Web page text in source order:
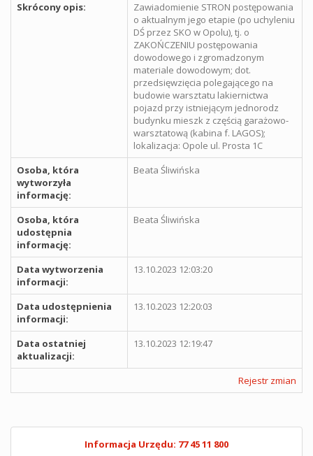
Skrócony opis:
Zawiadomienie STRON postępowania
o aktualnym jego etapie (po uchyleniu
DŚ przez SKO w Opolu), tj. o
ZAKOŃCZENIU postępowania
dowodowego i zgromadzonym
materiale dowodowym; dot.
przedsięwzięcia polegającego na
budowie warsztatu lakiernictwa
pojazd przy istniejącym jednorodz
budynku mieszk z częścią garażowo-
warsztatową (kabina f. LAGOS);
lokalizacja: Opole ul. Prosta 1C
Osoba, która
wytworzyła
informację:
Beata Śliwińska
Osoba, która
udostępnia
informację:
Beata Śliwińska
Data wytworzenia
informacji:
13.10.2023 12:03:20
Data udostępnienia
informacji:
13.10.2023 12:20:03
Data ostatniej
aktualizacji:
13.10.2023 12:19:47
Rejestr zmian
Informacja Urzędu: 77 45 11 800